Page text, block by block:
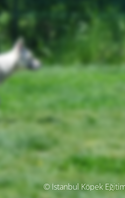
© İstanbul Köpek